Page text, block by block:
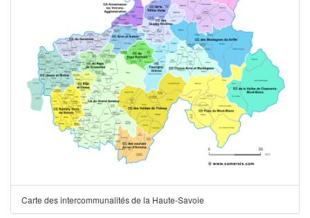
Carte des intercommunalités de la Haute-Savoie